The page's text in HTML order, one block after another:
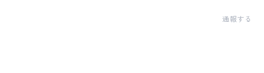
通報する